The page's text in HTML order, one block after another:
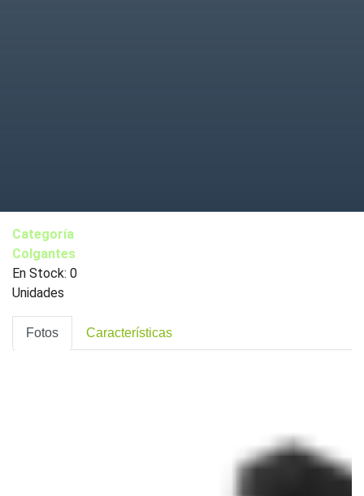
Categoría
Colgantes
En Stock: 0
Unidades
Fotos Características